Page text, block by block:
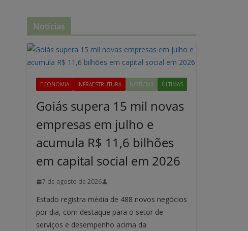
Notícias
ECONOMIA INFRAESTRUTURA NOTÍCIAS ÚLTIMAS
Goiás supera 15 mil novas
empresas em julho e
acumula R$ 11,6 bilhões
em capital social em 2026
7 de agosto de 2026
Estado registra média de 488 novos negócios
por dia, com destaque para o setor de
serviços e desempenho acima da